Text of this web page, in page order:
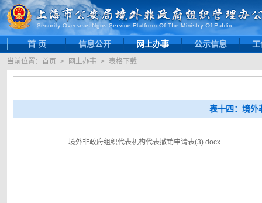
首 页 信息公开 网上办事 公示信息 工
当前位置： 首页 > 网上办事 > 表格下载
表十四：境外
境外非政府组织代表机构代表撤销申请表(3).docx